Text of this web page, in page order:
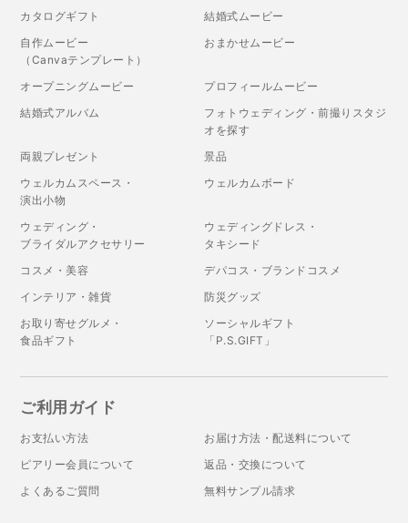
カタログギフト
結婚式ムービー
自作ムービー
（Canvaテンプレート）
おまかせムービー
オープニングムービー
プロフィールムービー
結婚式アルバム
フォトウェディング・前撮りスタジ
オを探す
両親プレゼント
景品
ウェルカムスペース・
演出小物
ウェルカムボード
ウェディング・
ブライダルアクセサリー
ウェディングドレス・
タキシード
コスメ・美容
デパコス・ブランドコスメ
インテリア・雑貨
防災グッズ
お取り寄せグルメ・
食品ギフト
ソーシャルギフト
「P.S.GIFT」
ご利用ガイド
お支払い方法
お届け方法・配送料について
ピアリー会員について
返品・交換について
よくあるご質問
無料サンプル請求